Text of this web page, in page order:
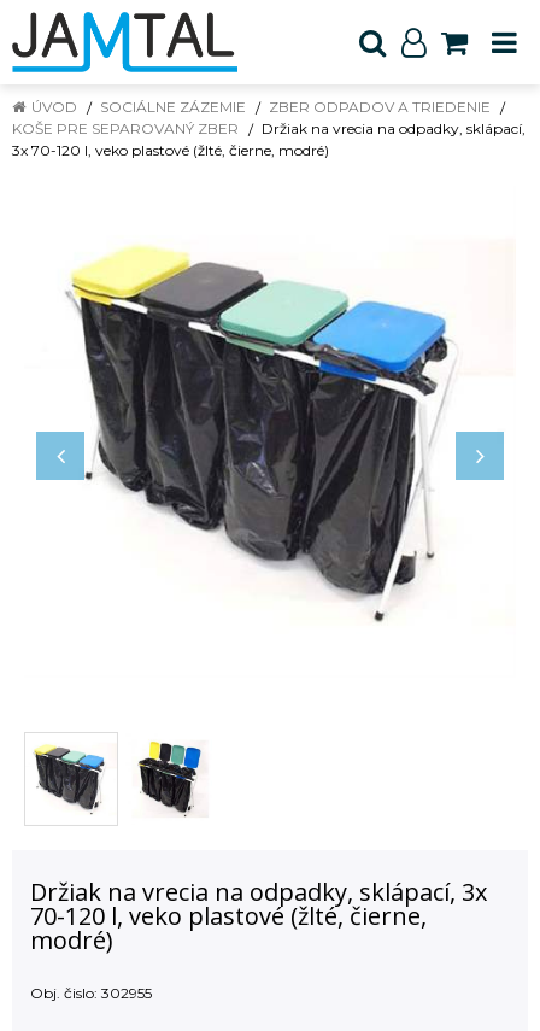
ÚVOD SOCIÁLNE ZÁZEMIE
ZBER ODPADOV A TRIEDENIE
KOŠE PRE SEPAROVANÝ ZBER
Držiak na vrecia na odpadky, sklápací,
3x 70-120 l, veko plastové (žlté, čierne, modré)
Držiak na vrecia na odpadky, sklápací, 3x
70-120 l, veko plastové (žlté, čierne,
modré)
Obj. čislo: 302955